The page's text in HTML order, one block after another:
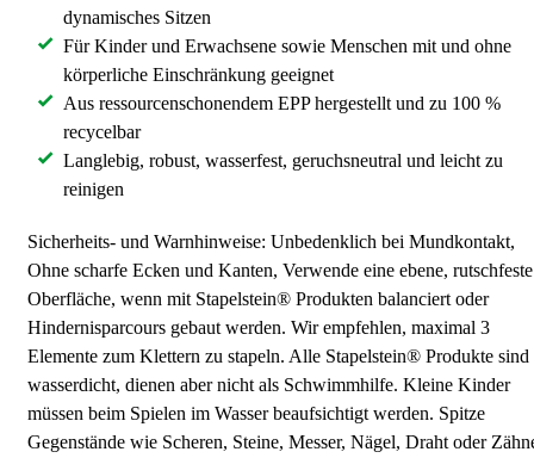
dynamisches Sitzen
Für Kinder und Erwachsene sowie Menschen mit und ohne
körperliche Einschränkung geeignet
Aus ressourcenschonendem EPP hergestellt und zu 100 %
recycelbar
Langlebig, robust, wasserfest, geruchsneutral und leicht zu
reinigen
Sicherheits- und Warnhinweise: Unbedenklich bei Mundkontakt,
Ohne scharfe Ecken und Kanten, Verwende eine ebene, rutschfeste
Oberfläche, wenn mit Stapelstein® Produkten balanciert oder
Hindernisparcours gebaut werden. Wir empfehlen, maximal 3
Elemente zum Klettern zu stapeln. Alle Stapelstein® Produkte sind
wasserdicht, dienen aber nicht als Schwimmhilfe. Kleine Kinder
müssen beim Spielen im Wasser beaufsichtigt werden. Spitze
Gegenstände wie Scheren, Steine, Messer, Nägel, Draht oder